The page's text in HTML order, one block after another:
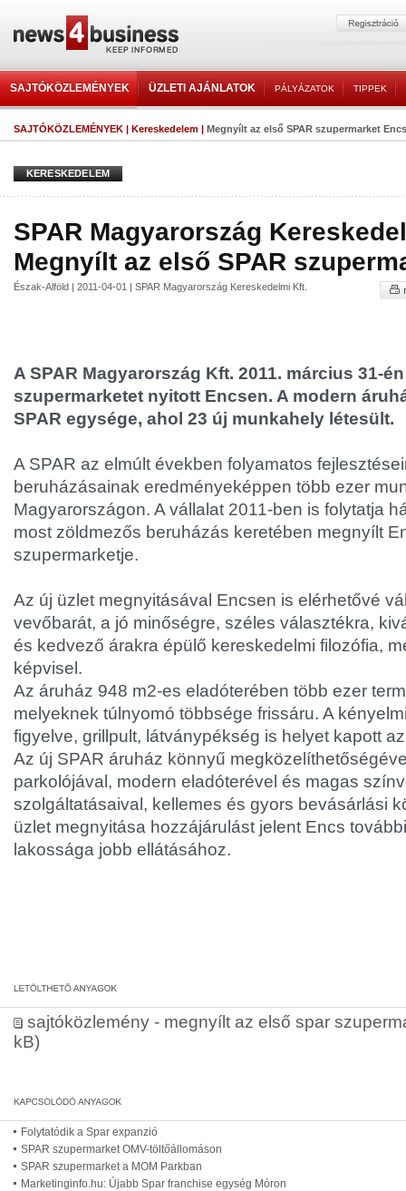
SAJTÓKÖZLEMÉNYEK ÜZLETI AJÁNLATOK PÁLYÁZATOK TIPPEK
SAJTÓKÖZLEMÉNYEK | Kereskedelem | Megnyílt az első SPAR szupermarket
KERESKEDELEM
SPAR Magyarország
Megnyílt az első SPAR
Észak-Alföld | 2011-04-01 | SPAR Magyarország Kereskedelmi Kft.
A SPAR Magyarország Kft. 2011. március 31-
szupermarketet nyitott Encsen. A modern
SPAR egysége, ahol 23 új munkahely létesült.
A SPAR az elmúlt években folyamatos
beruházásainak eredményeképpen több ezer
Magyarországon. A vállalat 2011-ben is folytatja
most zöldmezős beruházás keretében megnyílt
szupermarketje.
Az új üzlet megnyitásával Encsen is elérhetővé
vevőbarát, a jó minőségre, széles választékra,
és kedvező árakra épülő kereskedelmi filozófia,
képvisel.
Az áruház 948 m2-es eladóterében több ezer
melyeknek túlnyomó többsége frissáru. A
figyelve, grillpult, látványpékség is helyet kapott
Az új SPAR áruház könnyű
parkolójával, modern eladóterével és magas
szolgáltatásaival, kellemes és gyors bevásárlási
üzlet megnyitása hozzájárulást jelent Encs
lakossága jobb ellátásához.
sajtóközlemény - megnyílt az első spar
kB)
Folytatódik a Spar expanzió
SPAR szupermarket OMV-töltőállomáson
SPAR szupermarket a MOM Parkban
Marketinginfo.hu: Újabb Spar franchise egység Móron